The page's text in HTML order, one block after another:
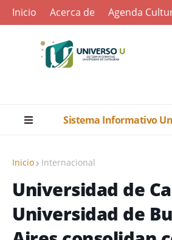
Inicio Acerca de Agenda
Sistema Informativo
Inicio Internacional
Universidad de
Universidad de